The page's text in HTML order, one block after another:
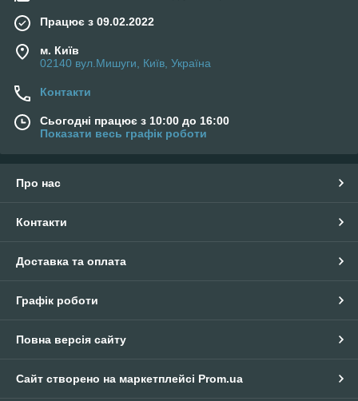
Працює з 09.02.2022
м. Київ
02140 вул.Мишуги, Київ, Україна
Контакти
Сьогодні працює з 10:00 до 16:00
Показати весь графік роботи
Про нас
Контакти
Доставка та оплата
Графік роботи
Повна версія сайту
Сайт створено на маркетплейсі Prom.ua